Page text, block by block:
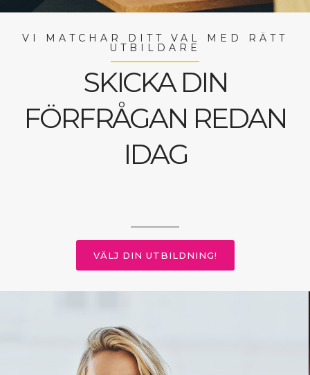
VI MATCHAR DITT VAL MED RÄTT
UTBILDARE
SKICKA DIN
FÖRFRÅGAN REDAN
IDAG
VÄLJ DIN UTBILDNING!